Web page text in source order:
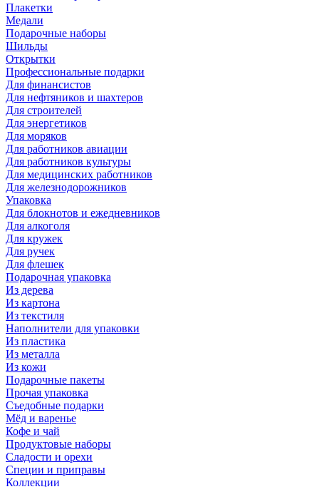
Плакетки
Медали
Подарочные наборы
Шильды
Открытки
Профессиональные подарки
Для финансистов
Для нефтяников и шахтеров
Для строителей
Для энергетиков
Для моряков
Для работников авиации
Для работников культуры
Для медицинских работников
Для железнодорожников
Упаковка
Для блокнотов и ежедневников
Для алкоголя
Для кружек
Для ручек
Для флешек
Подарочная упаковка
Из дерева
Из картона
Из текстиля
Наполнители для упаковки
Из пластика
Из металла
Из кожи
Подарочные пакеты
Прочая упаковка
Съедобные подарки
Мёд и варенье
Кофе и чай
Продуктовые наборы
Сладости и орехи
Специи и приправы
Коллекции